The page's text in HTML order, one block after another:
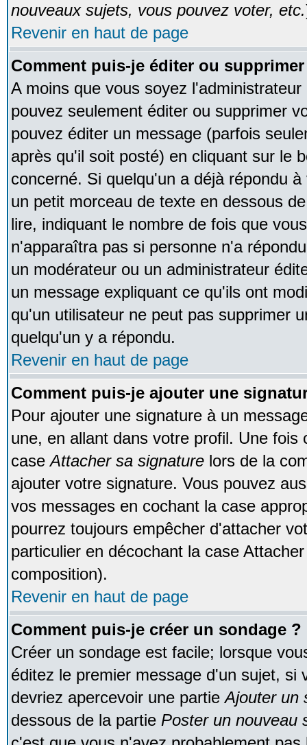
nouveaux sujets, vous pouvez voter, etc.
Revenir en haut de page
Comment puis-je éditer ou
A moins que vous soyez
pouvez seulement éditer ou supprimer
pouvez éditer un message (parfois
après qu'il soit posté) en cliquant sur le
concerné. Si quelqu'un a déjà répondu
un petit morceau de texte en dessous
lire, indiquant le nombre de fois que
n'apparaîtra pas si personne n'a
un modérateur ou un administrateur
un message expliquant ce qu'ils ont
qu'un utilisateur ne peut pas supprimer
quelqu'un y a répondu.
Revenir en haut de page
Comment puis-je ajouter une
Pour ajouter une signature à un
une, en allant dans votre profil. Une fois
caseAttacher sa signature lors de la
ajouter votre signature. Vous pouvez
vos messages en cochant la case
pourrez toujours empêcher d'attacher
particulier en décochant la case
composition).
Revenir en haut de page
Comment puis-je créer un sondage ?
Créer un sondage est facile; lorsque
éditez le premier message d'un sujet, si
devriez apercevoir une partieAjouter un
dessous de la partie Poster un nouveau